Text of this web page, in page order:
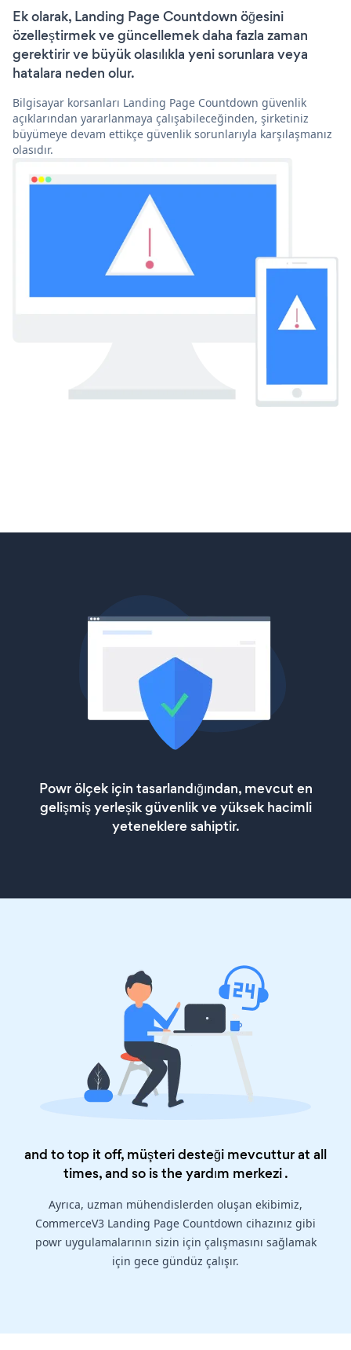
Ek olarak, Landing Page Countdown öğesini
özelleştirmek ve güncellemek daha fazla zaman
gerektirir ve büyük olasılıkla yeni sorunlara veya
hatalara neden olur.
Bilgisayar korsanları Landing Page Countdown güvenlik
açıklarından yararlanmaya çalışabileceğinden, şirketiniz
büyümeye devam ettikçe güvenlik sorunlarıyla karşılaşmanız
olasıdır.
Powr ölçek için tasarlandığından, mevcut en
gelişmiş yerleşik güvenlik ve yüksek hacimli
yeteneklere sahiptir.
and to top it off, müşteri desteği mevcuttur at all
times, and so is theyardım merkezi.
Ayrıca, uzman mühendislerden oluşan ekibimiz,
CommerceV3 Landing Page Countdown cihazınız gibi
powr uygulamalarının sizin için çalışmasını sağlamak
için gece gündüz çalışır.